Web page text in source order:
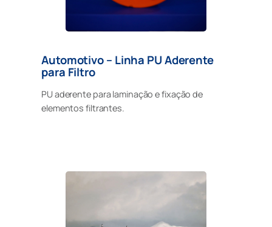
Automotivo – Linha PU Aderente
para Filtro
PU aderente para laminação e fixação de
elementos filtrantes.